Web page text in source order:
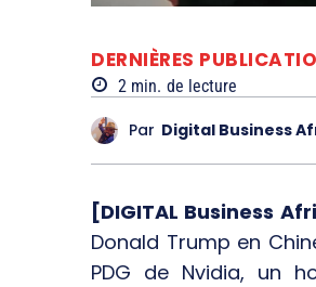
DERNIÈRES
2 min. de lecture
Par Digital Business
[DIGITAL Business
Donald Trump en
PDG de Nvidia, un